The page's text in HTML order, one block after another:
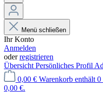
Menü schließen
Ihr Konto
Anmelden
oderregistrieren
Übersicht Persönliches Profil
0,00 € Warenkorb enthält
0,00 €.